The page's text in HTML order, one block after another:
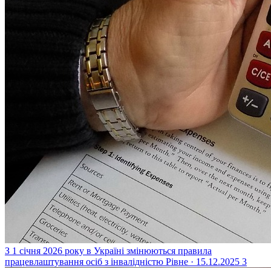
З 1 січня 2026 року в Україні змінюються правила
працевлаштування осіб з інвалідністю Рівне · 15.12.2025 3